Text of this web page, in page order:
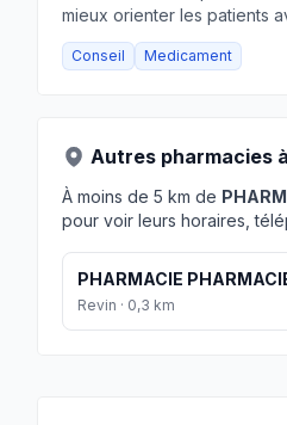
mieux orienter les patients
Conseil Medicament
Autres pharmacies
À moins de 5 km de
pour voir leurs horaires,
PHARMACIE
Revin · 0,3 km